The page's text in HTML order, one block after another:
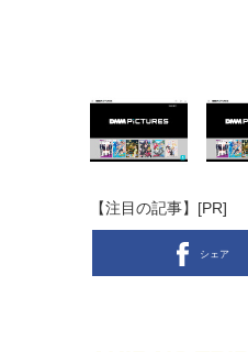
【注目の記事】[PR]
シェア